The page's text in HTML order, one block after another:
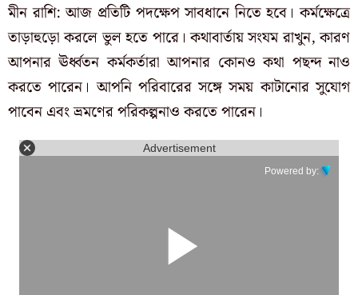
মীন রাশি: আজ প্রতিটি পদক্ষেপ সাবধানে নিতে হবে। কর্মক্ষেত্রে
তাড়াহুড়ো করলে ভুল হতে পারে। কথাবার্তায় সংযম রাখুন, কারণ
আপনার ঊর্ধ্বতন কর্মকর্তারা আপনার কোনও কথা পছন্দ নাও
করতে পারেন। আপনি পরিবারের সঙ্গে সময় কাটানোর সুযোগ
পাবেন এবং ভ্রমণের পরিকল্পনাও করতে পারেন।
Advertisement
Powered by: